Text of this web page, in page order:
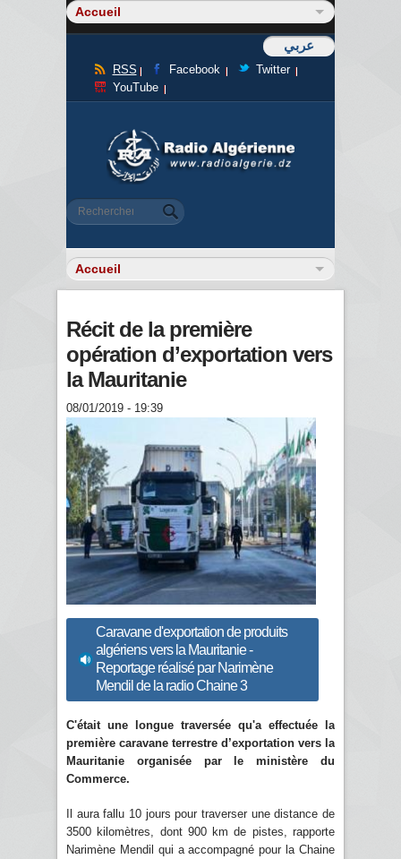
عربي
RSS Facebook
Twitter
YouTube
Formulaire de recherche
Rechercher
Récit de la première
opération d’exportation vers
la Mauritanie
08/01/2019 - 19:39
Caravane d'exportation de produits
algériens vers la Mauritanie -
Reportage réalisé par Narimène
Mendil de la radio Chaine 3
C'était une longue traversée qu'a effectuée la
première caravane terrestre d’exportation vers la
Mauritanie organisée par le ministère du
Commerce.
Il aura fallu 10 jours pour traverser une distance de
3500 kilomètres, dont 900 km de pistes, rapporte
Narimène Mendil qui a accompagné pour la Chaine